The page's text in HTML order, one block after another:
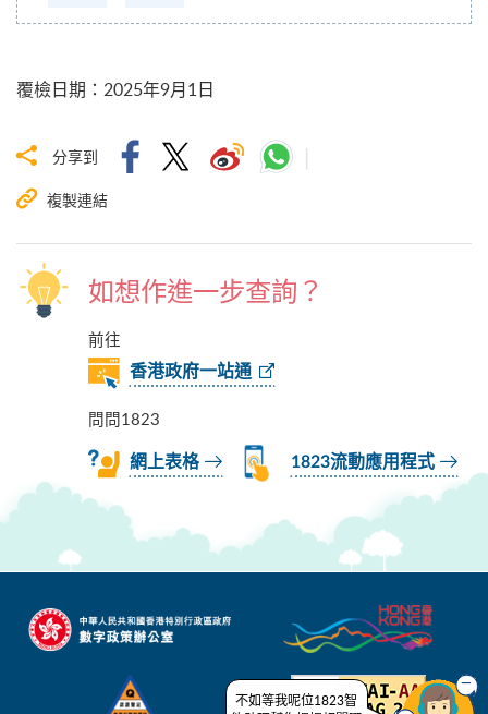
覆檢日期 ： 2025年9月1日
分享到
複製連結
如想作進一步查詢？
前往
香港政府一站通
問問1823
網上表格 1823流動應用程式
不如等我呢位1823智